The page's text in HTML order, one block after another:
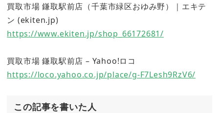
買取市場 鎌取駅前店（千葉市緑区おゆみ野）｜エキテ
ン (ekiten.jp)
https://www.ekiten.jp/shop_66172681/
買取市場 鎌取駅前店 – Yahoo!ロコ
https://loco.yahoo.co.jp/place/g-F7Lesh9RzV6/
この記事を書いた人